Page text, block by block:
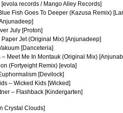
records / Mango Alley Records]
Fish Goes To Deeper (Kazusa Remix)
July [Proton]
Jet (Original Mix) [Anjunadeep]
[Danceteria]
Meet Me In Montauk (Original Mix)
(Fortyeight Remix) [evola]
[Devilock]
– Wicked Kids [Wicked]
– Flashback [Kindergarten]
Crystal Clouds]